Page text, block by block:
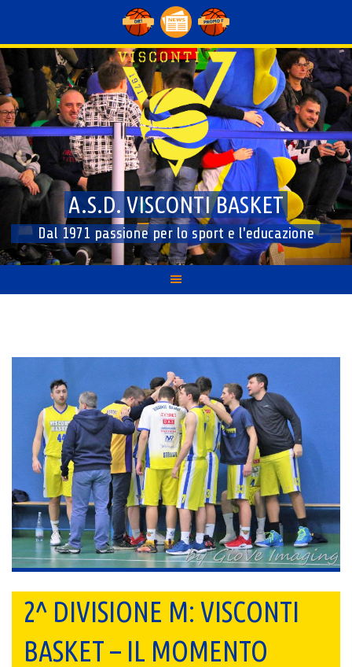
content
A.S.D. VISCONTI BASKET
Dal 1971 passione per lo sport e l'educazione
2^ DIVISIONE M: VISCONTI
BASKET – IL MOMENTO